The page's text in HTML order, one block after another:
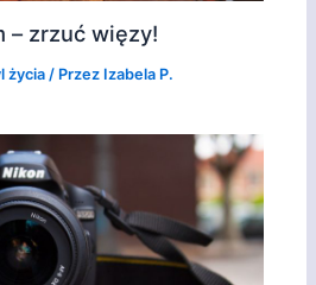
– zrzuć więzy!
życia/ Przez Izabela P.